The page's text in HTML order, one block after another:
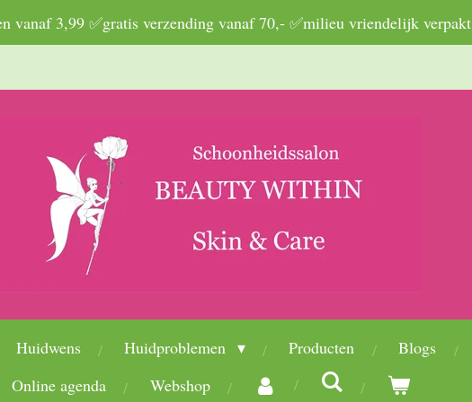
vanaf 3,99 ✅gratis verzending vanaf 70,- ✅milieu vriendelijk verpakt
Huidwens Huidproblemen Producten Blogs
Online agenda
Webshop